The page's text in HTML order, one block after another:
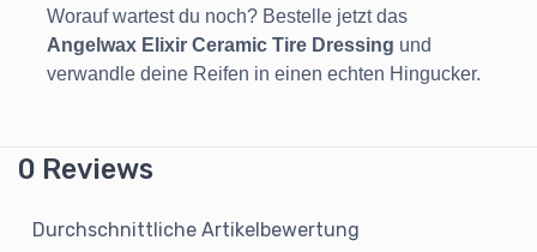
Worauf wartest du noch? Bestelle jetzt das
Angelwax Elixir Ceramic Tire Dressing und
verwandle deine Reifen in einen echten Hingucker.
0 Reviews
Durchschnittliche Artikelbewertung